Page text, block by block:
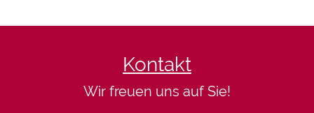
Kontakt
Wir freuen uns auf Sie!